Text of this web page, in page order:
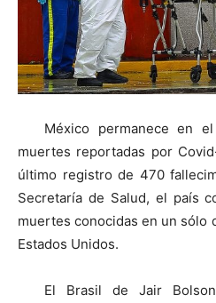
México permanece en
muertes reportadas por
último registro de 470
Secretaría de Salud, el país
muertes conocidas en un sólo
Estados Unidos.
El Brasil de Jair